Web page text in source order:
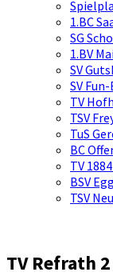
1.BC
SG
1.BV
SV
SV
TV
TSV
TuS
BC
TV
BSV
TSV
TV Refrath